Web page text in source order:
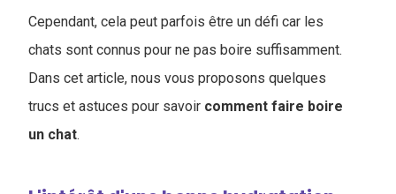
Cependant, cela peut parfois être un défi car les
chats sont connus pour ne pas boire suffisamment.
Dans cet article, nous vous proposons quelques
trucs et astuces pour savoir comment faire boire
un chat.